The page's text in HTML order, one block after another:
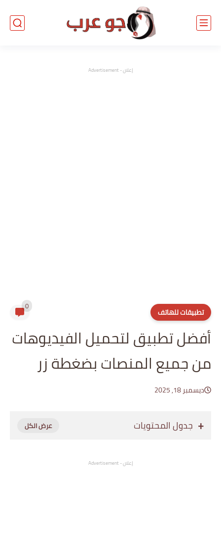
إعلان - Advertisement
تطبيقات للهاتف 0
أفضل تطبيق لتحميل الفيديوهات
من جميع المنصات بضغطة زر
ديسمبر 18, 2025
جدول المحتويات
إعلان - Advertisement